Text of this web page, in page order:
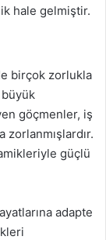
hale gelmiştir.
birçok zorlukla
büyük
göçmenler, iş
güçlü
adapte